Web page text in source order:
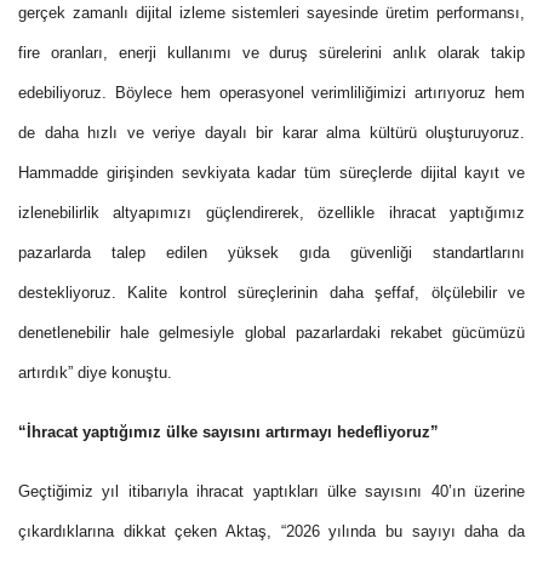
gerçek zamanlı dijital izleme sistemleri sayesinde üretim performansı,
fire oranları, enerji kullanımı ve duruş sürelerini anlık olarak takip
edebiliyoruz. Böylece hem operasyonel verimliliğimizi artırıyoruz hem
de daha hızlı ve veriye dayalı bir karar alma kültürü oluşturuyoruz.
Hammadde girişinden sevkiyata kadar tüm süreçlerde dijital kayıt ve
izlenebilirlik altyapımızı güçlendirerek, özellikle ihracat yaptığımız
pazarlarda talep edilen yüksek gıda güvenliği standartlarını
destekliyoruz. Kalite kontrol süreçlerinin daha şeffaf, ölçülebilir ve
denetlenebilir hale gelmesiyle global pazarlardaki rekabet gücümüzü
artırdık” diye konuştu.
“İhracat yaptığımız ülke sayısını artırmayı hedefliyoruz”
Geçtiğimiz yıl itibarıyla ihracat yaptıkları ülke sayısını 40’ın üzerine
çıkardıklarına dikkat çeken Aktaş, “2026 yılında bu sayıyı daha da